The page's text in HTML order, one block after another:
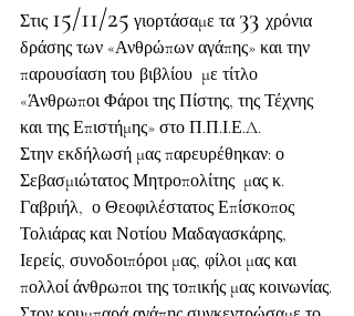
Στις 15/11/25 γιορτάσαμε τα 33 χρόνια
δράσης των «Ανθρώπων αγάπης» και την
παρουσίαση του βιβλίου  με τίτλο
«Άνθρωποι Φάροι της Πίστης, της Τέχνης
και της Επιστήμης» στο Π.Π.Ι.Ε.Δ.
Στην εκδήλωσή μας παρευρέθηκαν: ο
Σεβασμιώτατος Μητροπολίτης  μας κ.
Γαβριήλ,  ο Θεοφιλέστατος Επίσκοπος
Τολιάρας και Νοτίου Μαδαγασκάρης,
Ιερείς, συνοδοιπόροι μας, φίλοι μας και
πολλοί άνθρωποι της τοπικής μας κοινωνίας.